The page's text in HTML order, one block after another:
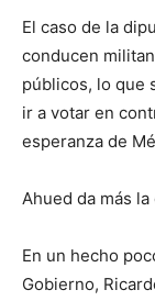
El caso de la
conducen
públicos, lo que
ir a votar en
esperanza de
Ahued da más
En un hecho
Gobierno,